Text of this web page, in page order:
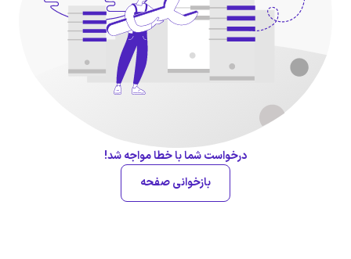
درخواست شما با خطا مواجه شد!
بازخوانی صفحه